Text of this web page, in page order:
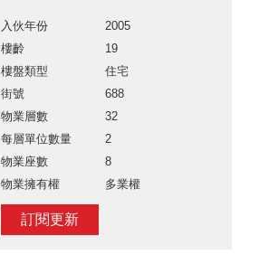
入伙年份
2005
樓齡
19
樓盤類型
住宅
街號
688
物業層數
32
每層單位數量
2
物業座數
8
物業擁有權
多業權
訂閱更新